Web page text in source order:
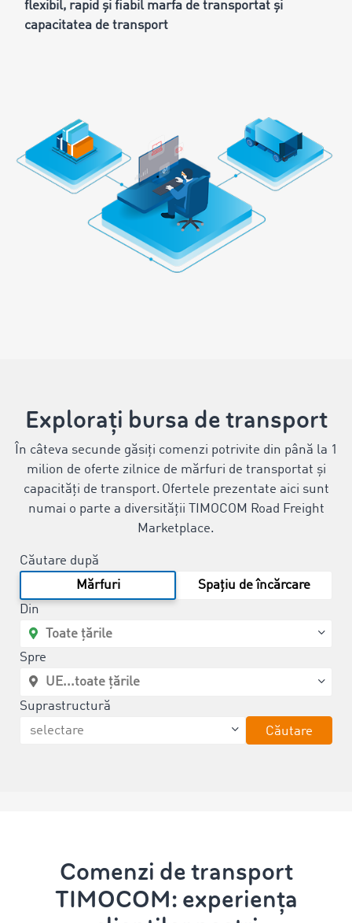
flexibil, rapid și fiabil marfa de transportat și
capacitatea de transport
Explorați bursa de transport
În câteva secunde găsiți comenzi potrivite din până la 1
milion de oferte zilnice de mărfuri de transportat și
capacități de transport. Ofertele prezentate aici sunt
numai o parte a diversității TIMOCOM Road Freight
Marketplace.
Căutare după
Mărfuri
Spațiu de încărcare
Din
Spre
Suprastructură
Căutare
Comenzi de transport
TIMOCOM: experiența